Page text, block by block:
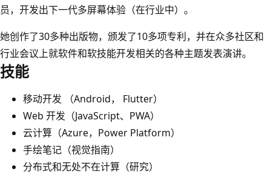
员，开发出下一代多屏幕体验（在行业中）。
她创作了30多种出版物，颁发了10多项专利，并在众多社区和
行业会议上就软件和软技能开发相关的各种主题发表演讲。
技能
移动开发 （Android， Flutter）
Web 开发（JavaScript、PWA）
云计算（Azure，Power Platform）
手绘笔记（视觉指南）
分布式和无处不在计算（研究）